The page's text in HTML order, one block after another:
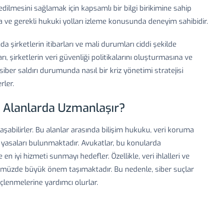
sağlamak için kapsamlı bir bilgi birikimine sahip
ve gerekli hukuki yolları izleme konusunda deneyim sahibidir.
şirketlerin itibarları ve mali durumları ciddi şekilde
şirketlerin veri güvenliği politikalarını oluşturmasına ve
saldırı durumunda nasıl bir kriz yönetimi stratejisi
Uzmanlaşır?
Bu alanlar arasında bilişim hukuku, veri koruma
bulunmaktadır. Avukatlar, bu konularda
iyi hizmeti sunmayı hedefler. Özellikle, veri ihlalleri ve
büyük önem taşımaktadır. Bu nedenle, siber suçlar
yardımcı olurlar.